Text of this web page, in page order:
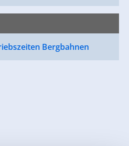
Bergbahnen